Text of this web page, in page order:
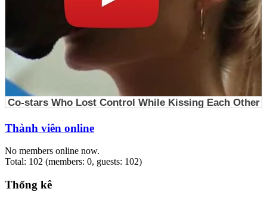
Thành viên online
No members online now.
Total: 102 (members: 0, guests: 102)
Thống kê